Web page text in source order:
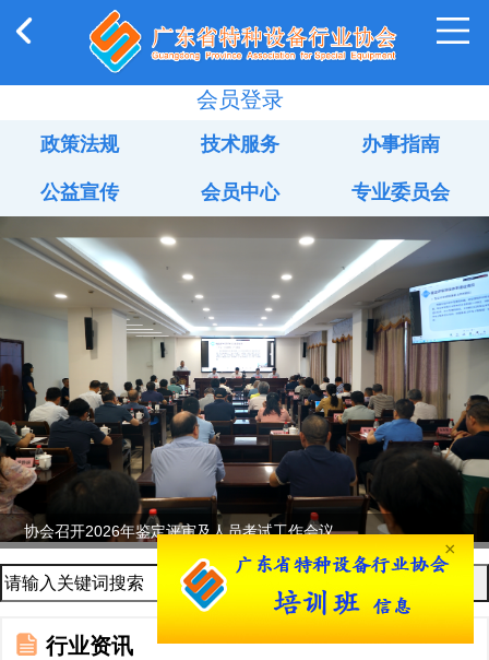
会员登录
政策法规 技术服务 办事指南
公益宣传 会员中心 专业委员会
协会召开2026年鉴定评审及人员考试工作会议...
行业资讯
×